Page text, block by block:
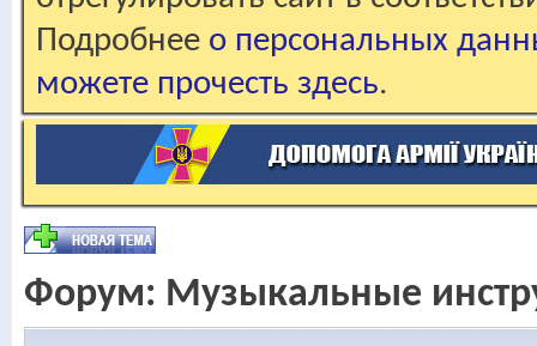
Подробнее о персональных
можете прочесть здесь.
Форум: Музыкальные